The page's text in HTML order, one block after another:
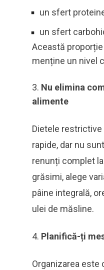
un sfert
un sfert
Această
menține un nivel
Nu elimina
alimente
Dietele
rapide, dar nu
renunți complet
grăsimi, alege
pâine integrală,
ulei de măsline.
Planifică-ți
Organizarea este